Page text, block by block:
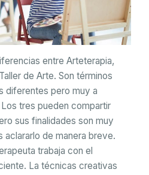
entre Arteterapia,
de Arte. Son términos
diferentes pero muy a
tres pueden compartir
sus finalidades son muy
aclararlo de manera breve.
trabaja con el
La técnicas creativas